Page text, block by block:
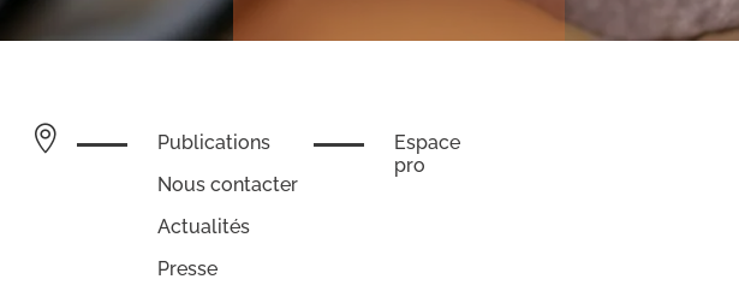

Publications
Nous contacter
Actualités
Presse
Espace
pro